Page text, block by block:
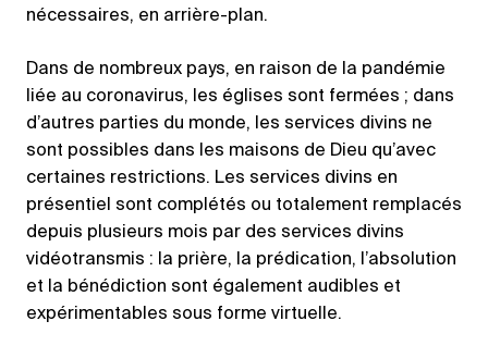
nécessaires, en arrière-plan.
Dans de nombreux pays, en raison de la pandémie
liée au coronavirus, les églises sont fermées ; dans
d’autres parties du monde, les services divins ne
sont possibles dans les maisons de Dieu qu’avec
certaines restrictions. Les services divins en
présentiel sont complétés ou totalement remplacés
depuis plusieurs mois par des services divins
vidéotransmis : la prière, la prédication, l’absolution
et la bénédiction sont également audibles et
expérimentables sous forme virtuelle.